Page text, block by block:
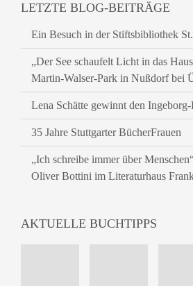
LETZTE BLOG-BEITRÄGE
Ein Besuch in der Stiftsbibliothek
„Der See schaufelt Licht in das
Martin-Walser-Park in Nußdorf bei
Lena Schätte gewinnt den
35 Jahre Stuttgarter BücherFrauen
„Ich schreibe immer über
Oliver Bottini im Literaturhaus
AKTUELLE BUCHTIPPS